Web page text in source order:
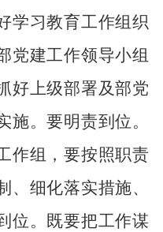
学习教育工作组织
党建工作领导小组
好上级部署及部党
施。要明责到位 。
作组，要按照职责
、细化落实措施、
位。
既要把工作谋